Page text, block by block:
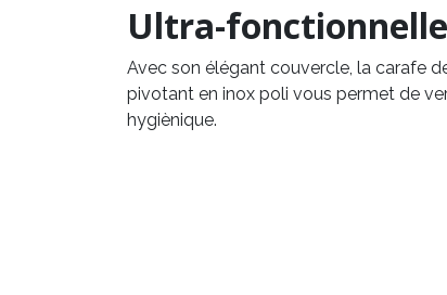
Ultra-fonctionnelle
Avec son élégant couvercle, la carafe
pivotant en inox poli vous permet de
hygiènique.